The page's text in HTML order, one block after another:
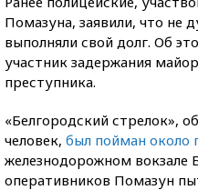
Помазуна, заявили, что не
выполняли свой долг. Об
участник задержания
преступника.
«Белгородский стрелок»,
человек, был пойман около
железнодорожном вокзале
оперативников Помазун